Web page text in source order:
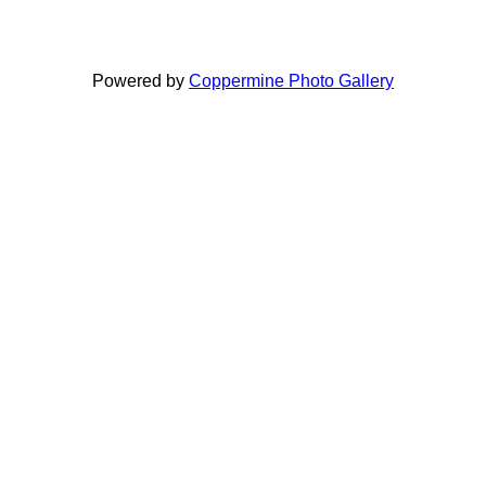
Powered by Coppermine Photo Gallery